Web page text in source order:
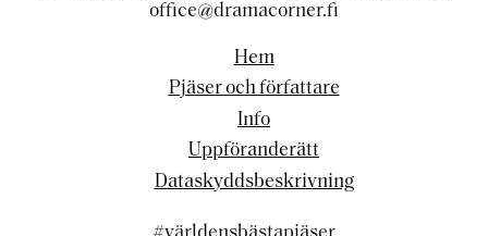
office@dramacorner.fi
Hem
Pjäser och författare
Info
Uppföranderätt
Dataskyddsbeskrivning